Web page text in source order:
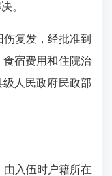
。
复发，经批准到
宿费用和住院治
人民政府民政部
入伍时户籍所在